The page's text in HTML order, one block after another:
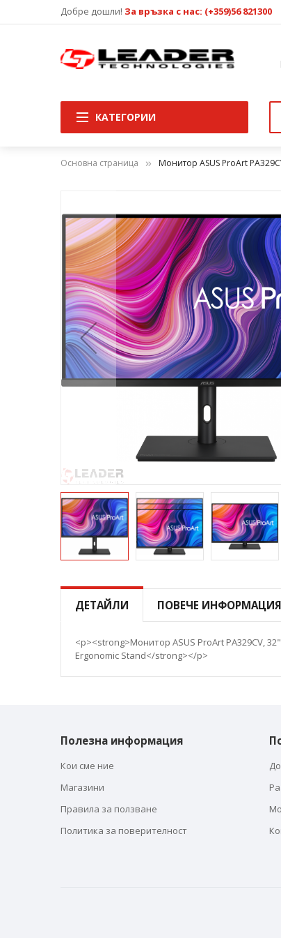
Добре дошли! За връзка с нас: (+359)56 821300
КАТЕГОРИИ
Основна страница Монитор ASUS ProArt
края
на
галерията
на
изображенията
към
началото
снимки
ДЕТАЙЛИ ПОВЕЧЕ ИНФОРМАЦИЯ
<p><strong>Монитор ASUS ProArt PA329CV, 32"
Ergonomic Stand</strong></p>
Полезна информация
Кои сме ние
Магазини
Правила за ползване
Политика за поверителност